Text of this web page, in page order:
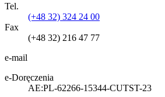
Tel.
(+48 32) 324 24 00
Fax
(+48 32) 216 47 77
e-mail
e-Doręczenia
AE:PL-62266-15344-CUTST-23